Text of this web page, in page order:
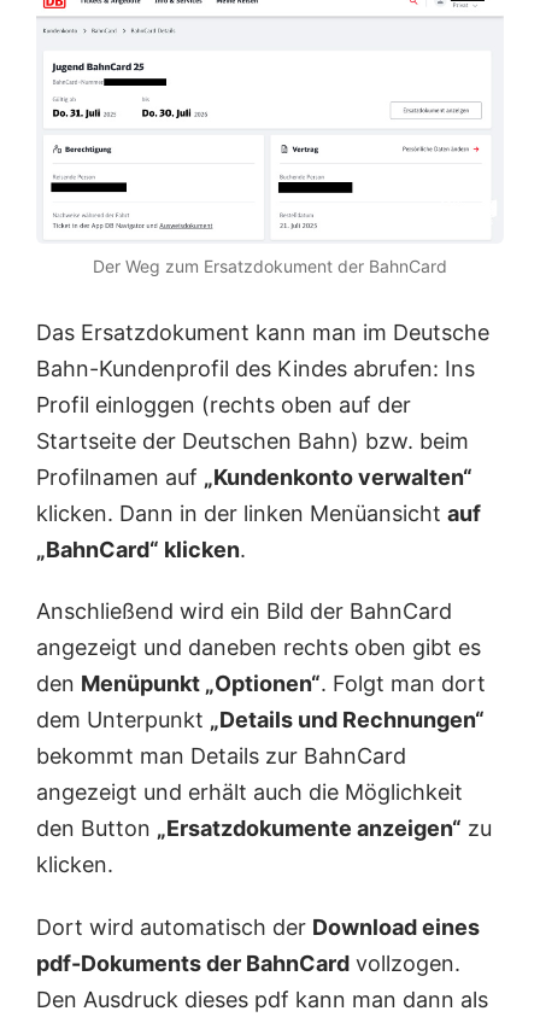
Der Weg zum Ersatzdokument der BahnCard
Das Ersatzdokument kann man im Deutsche
Bahn-Kundenprofil des Kindes abrufen: Ins
Profil einloggen (rechts oben auf der
Startseite der Deutschen Bahn) bzw. beim
Profilnamen auf „Kundenkonto verwalten“
klicken. Dann in der linken Menüansicht auf
„BahnCard“ klicken.
Anschließend wird ein Bild der BahnCard
angezeigt und daneben rechts oben gibt es
den Menüpunkt „Optionen“. Folgt man dort
dem Unterpunkt „Details und Rechnungen“
bekommt man Details zur BahnCard
angezeigt und erhält auch die Möglichkeit
den Button „Ersatzdokumente anzeigen“ zu
klicken.
Dort wird automatisch der Download eines
pdf-Dokuments der BahnCard vollzogen.
Den Ausdruck dieses pdf kann man dann als